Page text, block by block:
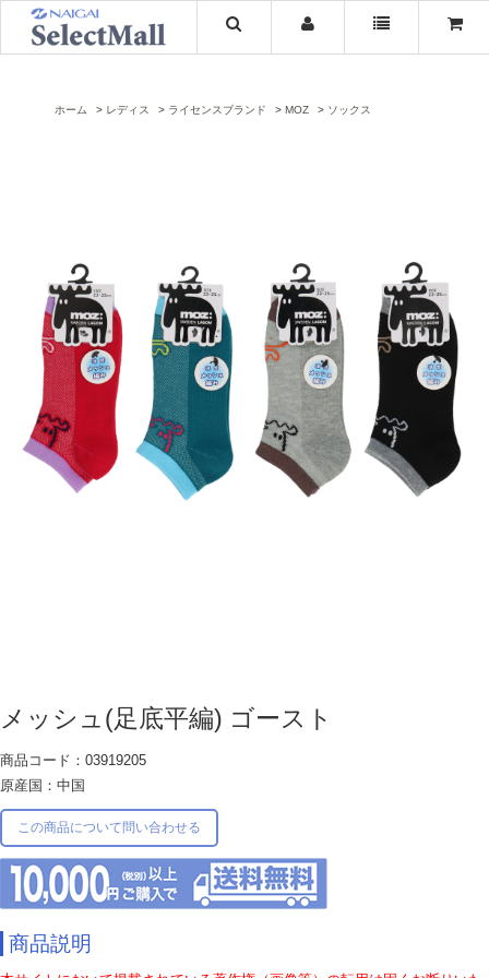
ホーム レディス ライセンスブランド MOZ ソックス
メッシュ(足底平編) ゴースト
商品コード：03919205
原産国：中国
この商品について問い合わせる
商品説明